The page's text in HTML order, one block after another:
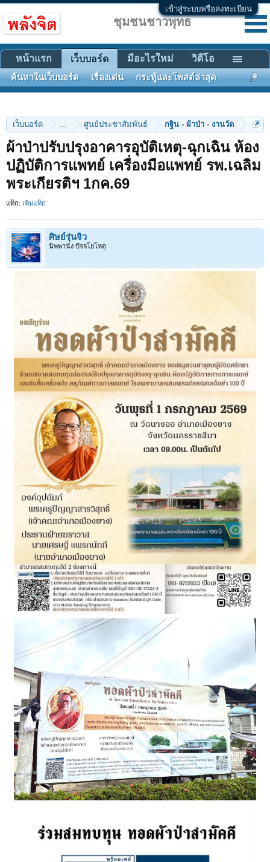
เข้าสู่ระบบหรือลงทะเบียน
เว็บบอร์ด ... ศูนย์ประชาสัมพันธ์ กฐิน - ผ้าป่า - งานวัด
ผ้าป่าปรับปรุงอาคารอุบัติเหตุ-ฉุกเฉิน ห้อง
ปฏิบัติการแพทย์ เครื่องมือแพทย์ รพ.เฉลิม
พระเกียรติฯ 1กค.69
แท็ก: เพิ่มแท็ก
ศิษย์รุ่นจิ๋ว
นิพพานัง ปัจจโยโหตุ
ชุมชนชาวพุทธ
หน้าแรก เว็บบอร์ด
ค้นหาในเว็บบอร์ด เรื่องเด่น กระทู้และโพสต์ล่าสุด
มีอะไรใหม่ วิดีโอ